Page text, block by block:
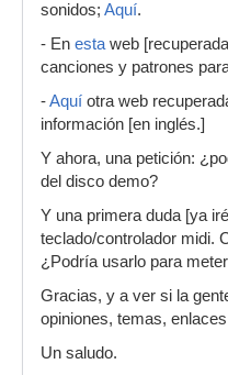
sonidos; Aquí.
- En esta web
canciones y patrones
-Aquí otra web
información [en inglés.]
Y ahora, una petición:
del disco demo?
Y una primera duda [ya
teclado/controlador midi.
¿Podría usarlo para
Gracias, y a ver si la
opiniones, temas,
Un saludo.